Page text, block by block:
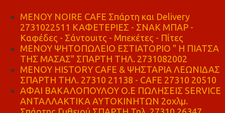
MENOY NOIRE CAFE Σπάρτη και Delivery
2731022511 ΚΑΦΕΤΕΡΙΕΣ - ΣΝΑΚ ΜΠΑΡ -
Καφέδες - Σάντουιτς - Μπεκέτες - Πίτες
ΜΕΝΟΥ ΨΗΤΟΠΩΛΕΙΟ ΕΣΤΙΑΤΟΡΙΟ " Η ΠΙΑΤΣΑ
ΤΗΣ ΜΑΣΑΣ" ΣΠΑΡΤΗ ΤΗΛ. 2731082002
ΜΕΝΟΥ HISTORY CAFE & ΨΗΣΤΑΡΙΑ ΛΕΩΝΙΔΑΣ
ΣΠΑΡΤΗ ΤΗΛ. 27310 21138 - CAFE 27310 20510
ΑΦΑΙ ΒΑΚΑΛΟΠΟΥΛΟΥ Ο.Ε ΠΩΛΗΣΕΙΣ SERVICE
ΑΝΤΑΛΛΑΚΤΙΚΑ ΑΥΤΟΚΙΝΗΤΩΝ 2οχλμ.